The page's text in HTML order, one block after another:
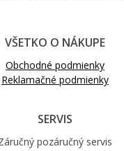
VŠETKO O NÁKUPE
Obchodné podmienky
Reklamačné podmienky
SERVIS
pozáručný servis